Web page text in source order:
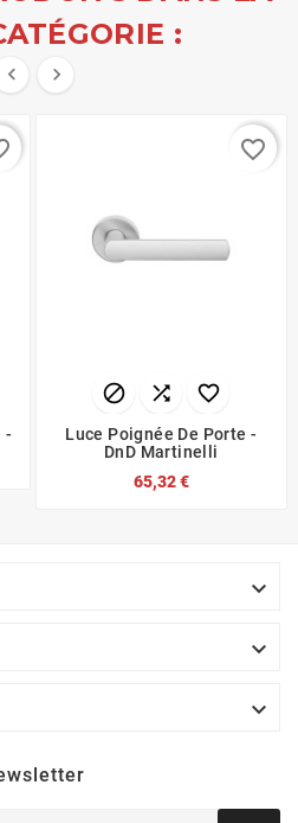
:
 
-
  
Luce Poignée De Porte -
DnD Martinelli
65,32 €
favorite_border


